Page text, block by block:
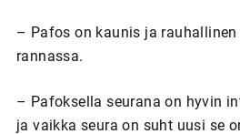
– Pafos on kaunis ja rauhallinen
rannassa.
– Pafoksella seurana on hyvin
ja vaikka seura on suht uusi se